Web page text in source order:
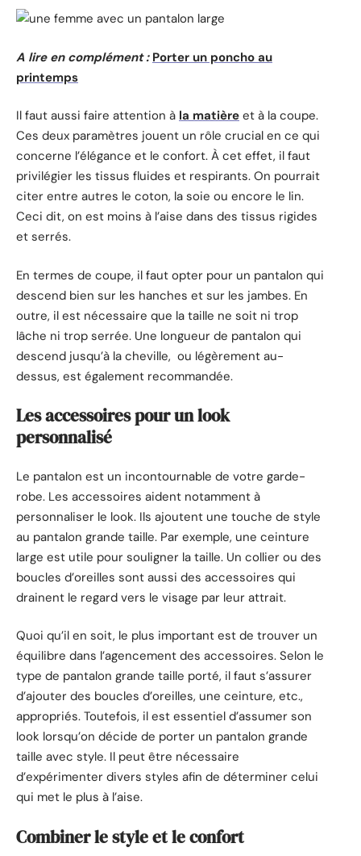
A lire en complément : Porter un poncho au
printemps
Il faut aussi faire attention à la matière et à la coupe.
Ces deux paramètres jouent un rôle crucial en ce qui
concerne l’élégance et le confort. À cet effet, il faut
privilégier les tissus fluides et respirants. On pourrait
citer entre autres le coton, la soie ou encore le lin.
Ceci dit, on est moins à l’aise dans des tissus rigides
et serrés.
En termes de coupe, il faut opter pour un pantalon qui
descend bien sur les hanches et sur les jambes. En
outre, il est nécessaire que la taille ne soit ni trop
lâche ni trop serrée. Une longueur de pantalon qui
descend jusqu’à la cheville, ou légèrement au-
dessus, est également recommandée.
Les accessoires pour un look
personnalisé
Le pantalon est un incontournable de votre garde-
robe. Les accessoires aident notamment à
personnaliser le look. Ils ajoutent une touche de style
au pantalon grande taille. Par exemple, une ceinture
large est utile pour souligner la taille. Un collier ou des
boucles d’oreilles sont aussi des accessoires qui
drainent le regard vers le visage par leur attrait.
Quoi qu’il en soit, le plus important est de trouver un
équilibre dans l’agencement des accessoires. Selon le
type de pantalon grande taille porté, il faut s’assurer
d’ajouter des boucles d’oreilles, une ceinture, etc.,
appropriés. Toutefois, il est essentiel d’assumer son
look lorsqu’on décide de porter un pantalon grande
taille avec style. Il peut être nécessaire
d’expérimenter divers styles afin de déterminer celui
qui met le plus à l’aise.
Combiner le style et le confort